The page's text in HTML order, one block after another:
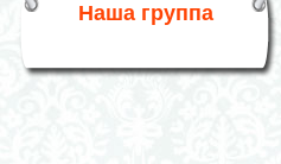
Наша группа